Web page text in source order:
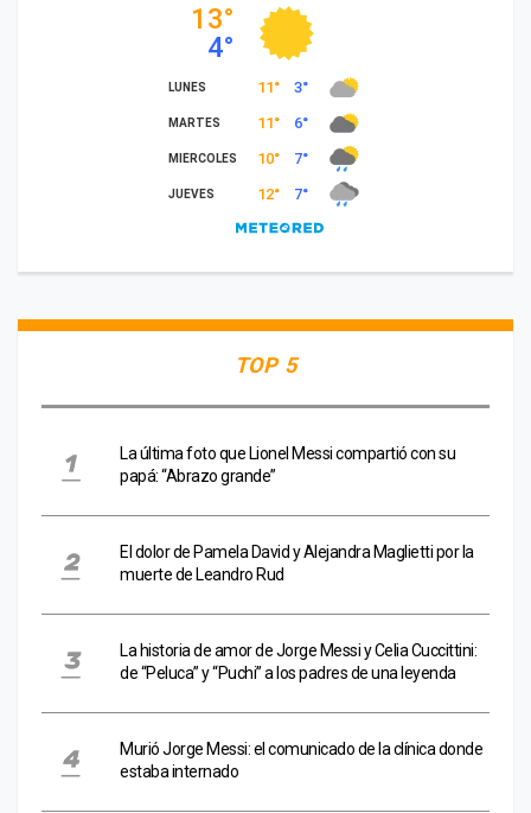
TOP 5
La última foto que Lionel Messi compartió con su
papá: “Abrazo grande”
El dolor de Pamela David y Alejandra Maglietti por la
muerte de Leandro Rud
La historia de amor de Jorge Messi y Celia Cuccittini:
de “Peluca” y “Puchi” a los padres de una leyenda
Murió Jorge Messi: el comunicado de la clínica donde
estaba internado